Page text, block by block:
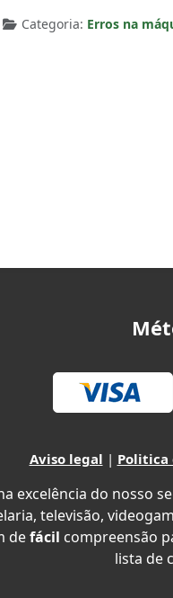
Categoria: Erros na
E2
Aviso legal | Politica
excelência do nosso
televisão,
defácil compreensão
lista de